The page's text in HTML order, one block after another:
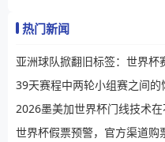
热门新闻
亚洲球队掀翻旧标签：世界杯
39天赛程中两轮小组赛之间
2026墨美加世界杯门线技术
世界杯假票预警，官方渠道购